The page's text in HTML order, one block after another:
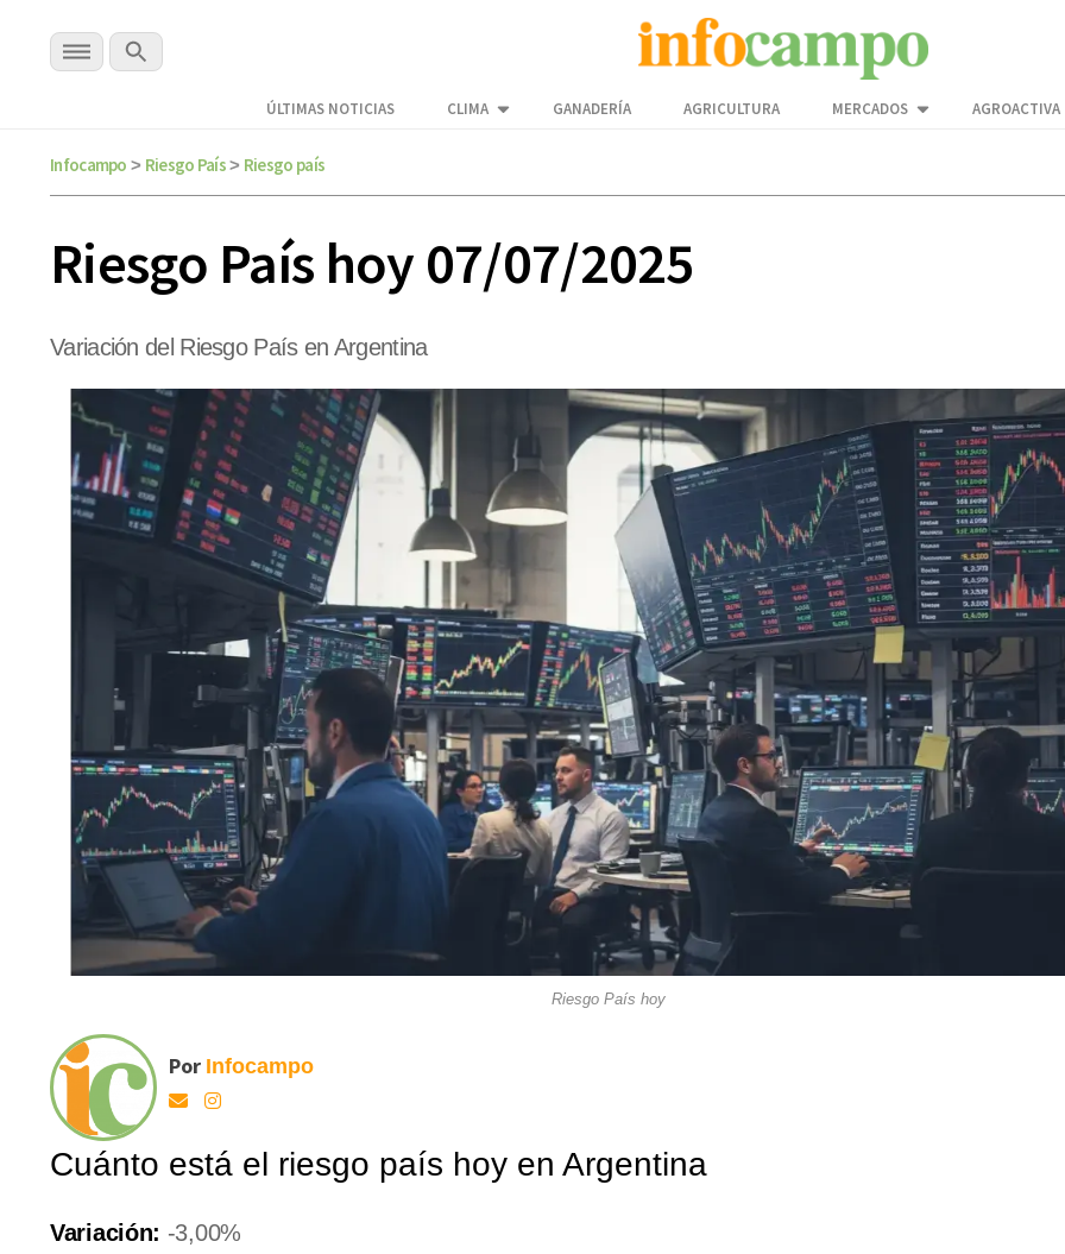
ÚLTIMAS NOTICIAS CLIMA GANADERÍA AGRICULTURA MERCADOS AGROACTIVA
Infocampo > Riesgo País> Riesgo país
Riesgo País hoy 07/07/2025
Variación del Riesgo País en Argentina
Riesgo País hoy
Por Infocampo
Cuánto está el riesgo país hoy en Argentina
Variación: -3,00%